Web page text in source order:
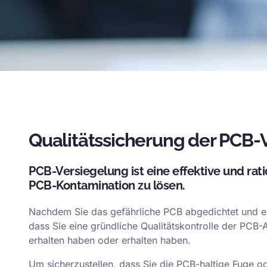
Qualitätssicherung der
PCB-Versiegelung ist eine effektive und
PCB-Kontamination zu lösen.
Nachdem Sie das gefährliche PCB abgedichtet und
dass Sie eine gründliche Qualitätskontrolle der
erhalten haben oder erhalten haben.
Um sicherzustellen, dass Sie die PCB-haltige Fuge